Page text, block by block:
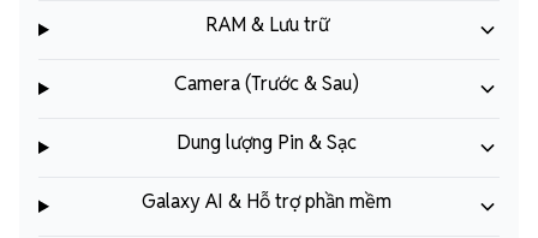
RAM & Lưu trữ
Camera (Trước & Sau)
Dung lượng Pin & Sạc
Galaxy AI & Hỗ trợ phần mềm